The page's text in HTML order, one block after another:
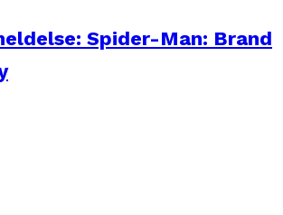
Spider-Man: Brand